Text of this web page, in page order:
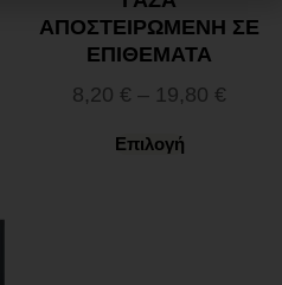
ΑΠΟΣΤΕΙΡΩΜΕΝΗ ΣΕ
ΕΠΙΘΕΜΑΤΑ
8,20 € – 19,80 €
Επιλογή